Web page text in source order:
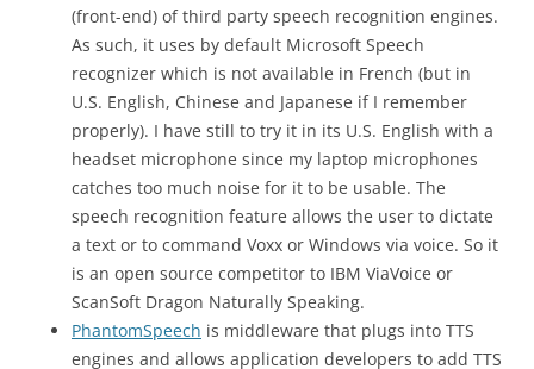
(front-end) of third party speech recognition engines.
As such, it uses by default Microsoft Speech
recognizer which is not available in French (but in
U.S. English, Chinese and Japanese if I remember
properly). I have still to try it in its U.S. English with a
headset microphone since my laptop microphones
catches too much noise for it to be usable. The
speech recognition feature allows the user to dictate
a text or to command Voxx or Windows via voice. So it
is an open source competitor to IBM ViaVoice or
ScanSoft Dragon Naturally Speaking.
PhantomSpeech is middleware that plugs into TTS
engines and allows application developers to add TTS